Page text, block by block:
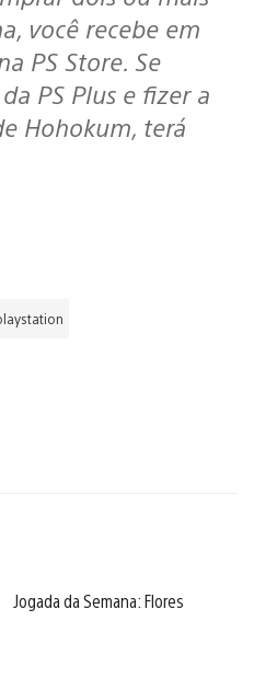
você recebe em
PS Store. Se
PS Plus e fizer a
Hohokum, terá
Jogada da Semana: Flores